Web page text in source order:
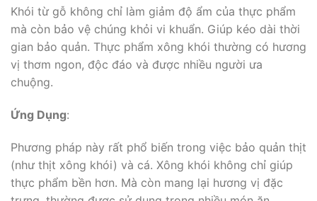
Khói từ gỗ không chỉ làm giảm độ ẩm của thực phẩm
mà còn bảo vệ chúng khỏi vi khuẩn. Giúp kéo dài thời
gian bảo quản. Thực phẩm xông khói thường có hương
vị thơm ngon, độc đáo và được nhiều người ưa
chuộng.
Ứng Dụng:
Phương pháp này rất phổ biến trong việc bảo quản thịt
(như thịt xông khói) và cá. Xông khói không chỉ giúp
thực phẩm bền hơn. Mà còn mang lại hương vị đặc